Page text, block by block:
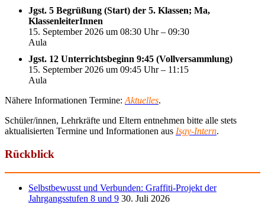
Jgst. 5 Begrüßung (Start) der 5. Klassen; Ma,
KlassenleiterInnen
15. September 2026 um 08:30 Uhr – 09:30
Aula
Jgst. 12 Unterrichtsbeginn 9:45 (Vollversammlung)
15. September 2026 um 09:45 Uhr – 11:15
Aula
Nähere Informationen Termine: Aktuelles.
Schüler/innen, Lehrkräfte und Eltern entnehmen bitte alle stets
aktualisierten Termine und Informationen aus Isgy-Intern.
Rückblick
Selbstbewusst und Verbunden: Graffiti-Projekt der
Jahrgangsstufen 8 und 9 30. Juli 2026